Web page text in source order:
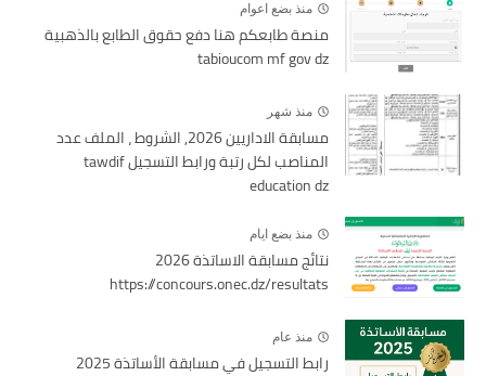
منذ بضع اعوام
منصة طابعكم هنا دفع حقوق الطابع بالذهبية
tabioucom mf gov dz
منذ شهر
مسابقة الاداريين 2026, الشروط ، الملف عدد
المناصب لكل رتبة ورابط التسجيل tawdif
education dz
منذ بضع ايام
نتائج مسابقة الاساتذة 2026
https://concours.onec.dz/resultats
منذ عام
رابط التسجيل في مسابقة الأساتذة 2025